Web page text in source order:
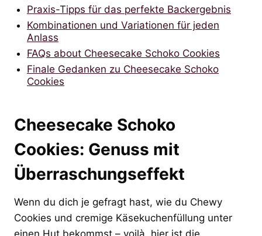
Praxis-Tipps für das perfekte Backergebnis
Kombinationen und Variationen für jeden
Anlass
FAQs about Cheesecake Schoko Cookies
Finale Gedanken zu Cheesecake Schoko
Cookies
Cheesecake Schoko
Cookies: Genuss mit
Überraschungseffekt
Wenn du dich je gefragt hast, wie du Chewy
Cookies und cremige Käsekuchenfüllung unter
einen Hut bekommst – voilà, hier ist die